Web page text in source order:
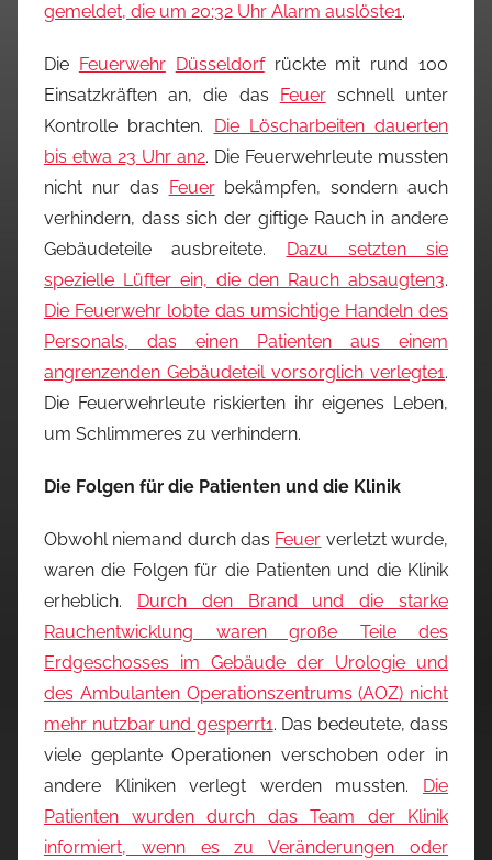
gemeldet, die um 20:32 Uhr Alarm auslöste1.
Die Feuerwehr Düsseldorfrückte mit rund 100
Einsatzkräften an, die das
Feuerschnell unter
Kontrolle brachten.
Die Löscharbeiten dauerten
bis etwa 23 Uhr an2. Die Feuerwehrleute mussten
nicht nur das
Feuerbekämpfen, sondern auch
verhindern, dass sich der giftige Rauch in andere
Gebäudeteile ausbreitete.
Dazu setzten sie
spezielle Lüfter ein, die den Rauch absaugten3.
Die Feuerwehr lobte das umsichtige Handeln des
Personals, das einen Patienten aus einem
angrenzenden Gebäudeteil vorsorglich verlegte1.
Die Feuerwehrleute riskierten ihr eigenes Leben,
um Schlimmeres zu verhindern.
Die Folgen für die Patienten und die Klinik
Obwohl niemand durch das Feuer verletzt wurde,
waren die Folgen für die Patienten und die Klinik
erheblich.
Durch den Brand und die starke
Rauchentwicklung waren große Teile des
Erdgeschosses im Gebäude der Urologie und
des Ambulanten Operationszentrums (AOZ) nicht
mehr nutzbar und gesperrt1. Das bedeutete, dass
viele geplante Operationen verschoben oder in
andere Kliniken verlegt werden mussten.
Die
Patienten wurden durch das Team der Klinik
informiert, wenn es zu Veränderungen oder